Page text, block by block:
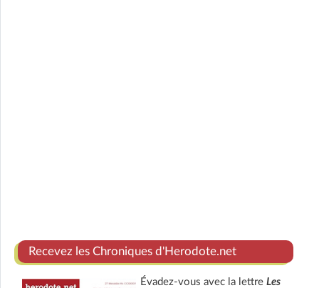
Recevez les Chroniques d'Herodote.net
Évadez-vous avec la lettre Les